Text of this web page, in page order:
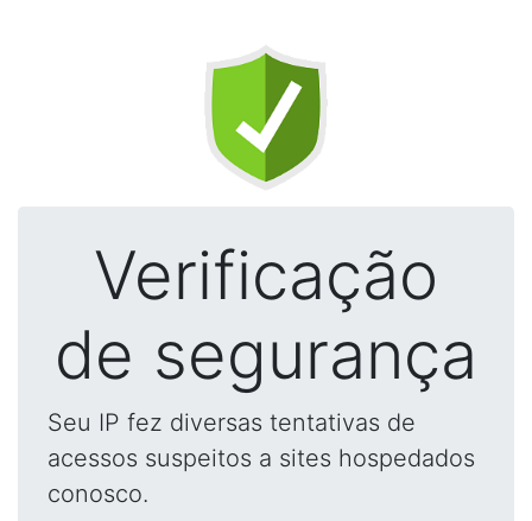
Verificação
de segurança
Seu IP fez diversas tentativas de
acessos suspeitos a sites hospedados
conosco.